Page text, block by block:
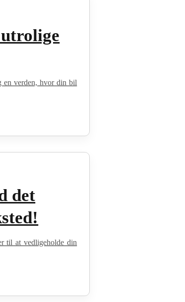
en verden, hvor din bil
det
til at vedligeholde din